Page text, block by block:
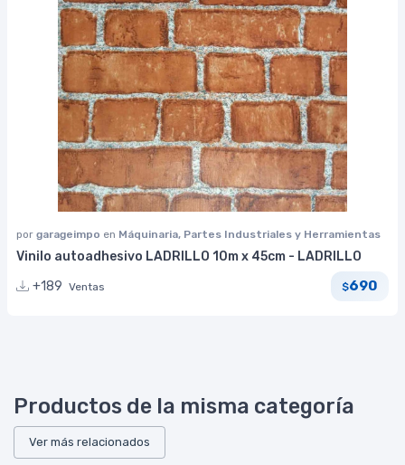
por garageimpo en Máquinaria, Partes Industriales y Herramientas
Vinilo autoadhesivo LADRILLO 10m x 45cm - LADRILLO
+189 Ventas $690
Productos de la misma categoría
Ver más relacionados